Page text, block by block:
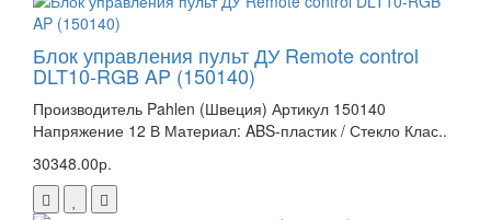
Блок управления пульт ДУ Remote control
DLT10-RGB AP (150140)
Производитель Pahlen (Швеция) Артикул 150140
Напряжение 12 В Материал: ABS-пластик / Стекло Клас..
30348.00р.